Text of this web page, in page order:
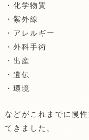
・化学物質
・紫外線
・アレルギー
・外科手術
・出産
・遺伝
・環境
などがこれまでに慢
てきました。